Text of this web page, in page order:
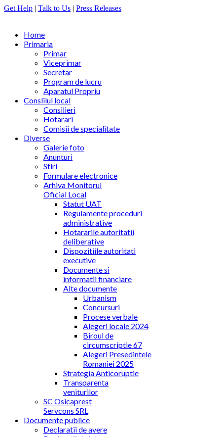
Get Help | Talk to Us | Press Releases
Home
Primaria
Primar
Viceprimar
Secretar
Program de lucru
Aparatul Propriu
Conslilul local
Consilieri
Hotarari
Comisii de specialitate
Diverse
Galerie foto
Anunturi
Stiri
Formulare electronice
Arhiva Monitorul
Oficial Local
Statut UAT
Regulamente proceduri
administrative
Hotararile autoritatii
deliberative
Dispozitiile autoritati
executive
Documente si
informatii financiare
Alte documente
Urbanism
Concursuri
Procese verbale
Alegeri locale 2024
Biroul de
circumscriptie 67
Alegeri Presedintele
Romaniei 2025
Strategia Anticoruptie
Transparenta
veniturilor
SC Osicaprest
Servcons SRL
Documente publice
Declaratii de avere